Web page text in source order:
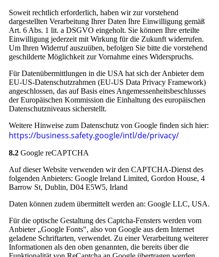
Soweit rechtlich erforderlich, haben wir zur vorstehend
dargestellten Verarbeitung Ihrer Daten Ihre Einwilligung gemäß
Art. 6 Abs. 1 lit. a DSGVO eingeholt. Sie können Ihre erteilte
Einwilligung jederzeit mit Wirkung für die Zukunft widerrufen.
Um Ihren Widerruf auszuüben, befolgen Sie bitte die vorstehend
geschilderte Möglichkeit zur Vornahme eines Widerspruchs.
Für Datenübermittlungen in die USA hat sich der Anbieter dem
EU-US-Datenschutzrahmen (EU-US Data Privacy Framework)
angeschlossen, das auf Basis eines Angemessenheitsbeschlusses
der Europäischen Kommission die Einhaltung des europäischen
Datenschutzniveaus sicherstellt.
Weitere Hinweise zum Datenschutz von Google finden sich hier:
https://business.safety.google/intl/de/privacy/
8.2 Google reCAPTCHA
Auf dieser Website verwenden wir den CAPTCHA-Dienst des
folgenden Anbieters: Google Ireland Limited, Gordon House, 4
Barrow St, Dublin, D04 E5W5, Irland
Daten können zudem übermittelt werden an: Google LLC, USA.
Für die optische Gestaltung des Captcha-Fensters werden vom
Anbieter „Google Fonts", also von Google aus dem Internet
geladene Schriftarten, verwendet. Zu einer Verarbeitung weiterer
Informationen als den oben genannten, die bereits über die